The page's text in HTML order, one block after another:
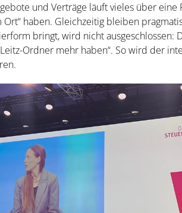
und Verträge läuft vieles über eine
haben. Gleichzeitig bleiben
bringt, wird nicht ausgeschlossen:
Ordner mehr haben“. So wird der